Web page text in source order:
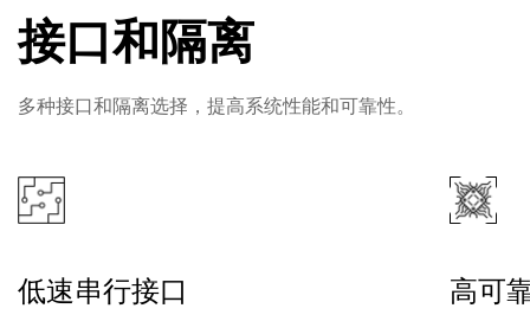
接口和隔离
多种接口和隔离选择，提高系统性能和可靠性。
低速串行接口 高可